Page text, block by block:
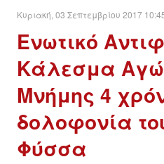
Κυριακή, 03 Σεπτεμβρίου 2017
Ενωτικό
Κάλεσμα
Μνήμης 4
δολοφονία
Φύσσα